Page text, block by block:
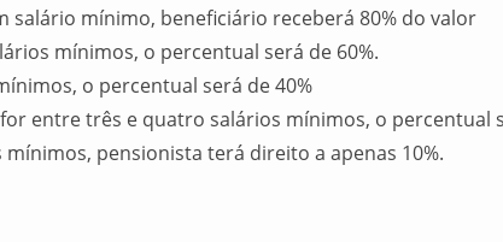
salário mínimo, beneficiário receberá 80% do valor
mínimos, o percentual será de 60%.
o percentual será de 40%
entre três e quatro salários mínimos, o percentual
pensionista terá direito a apenas 10%.